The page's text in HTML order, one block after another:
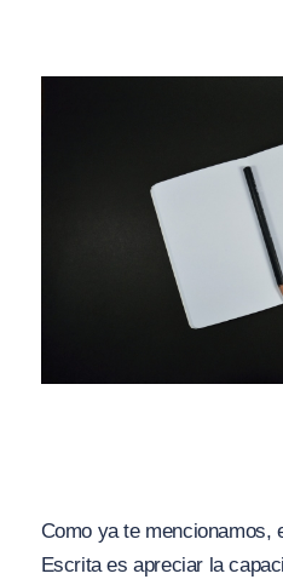
Como ya te mencionamos,
Escrita es apreciar la